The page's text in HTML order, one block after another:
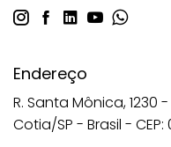
Endereço
R. Santa Mônica, 1230
Cotia/SP - Brasil - CEP: